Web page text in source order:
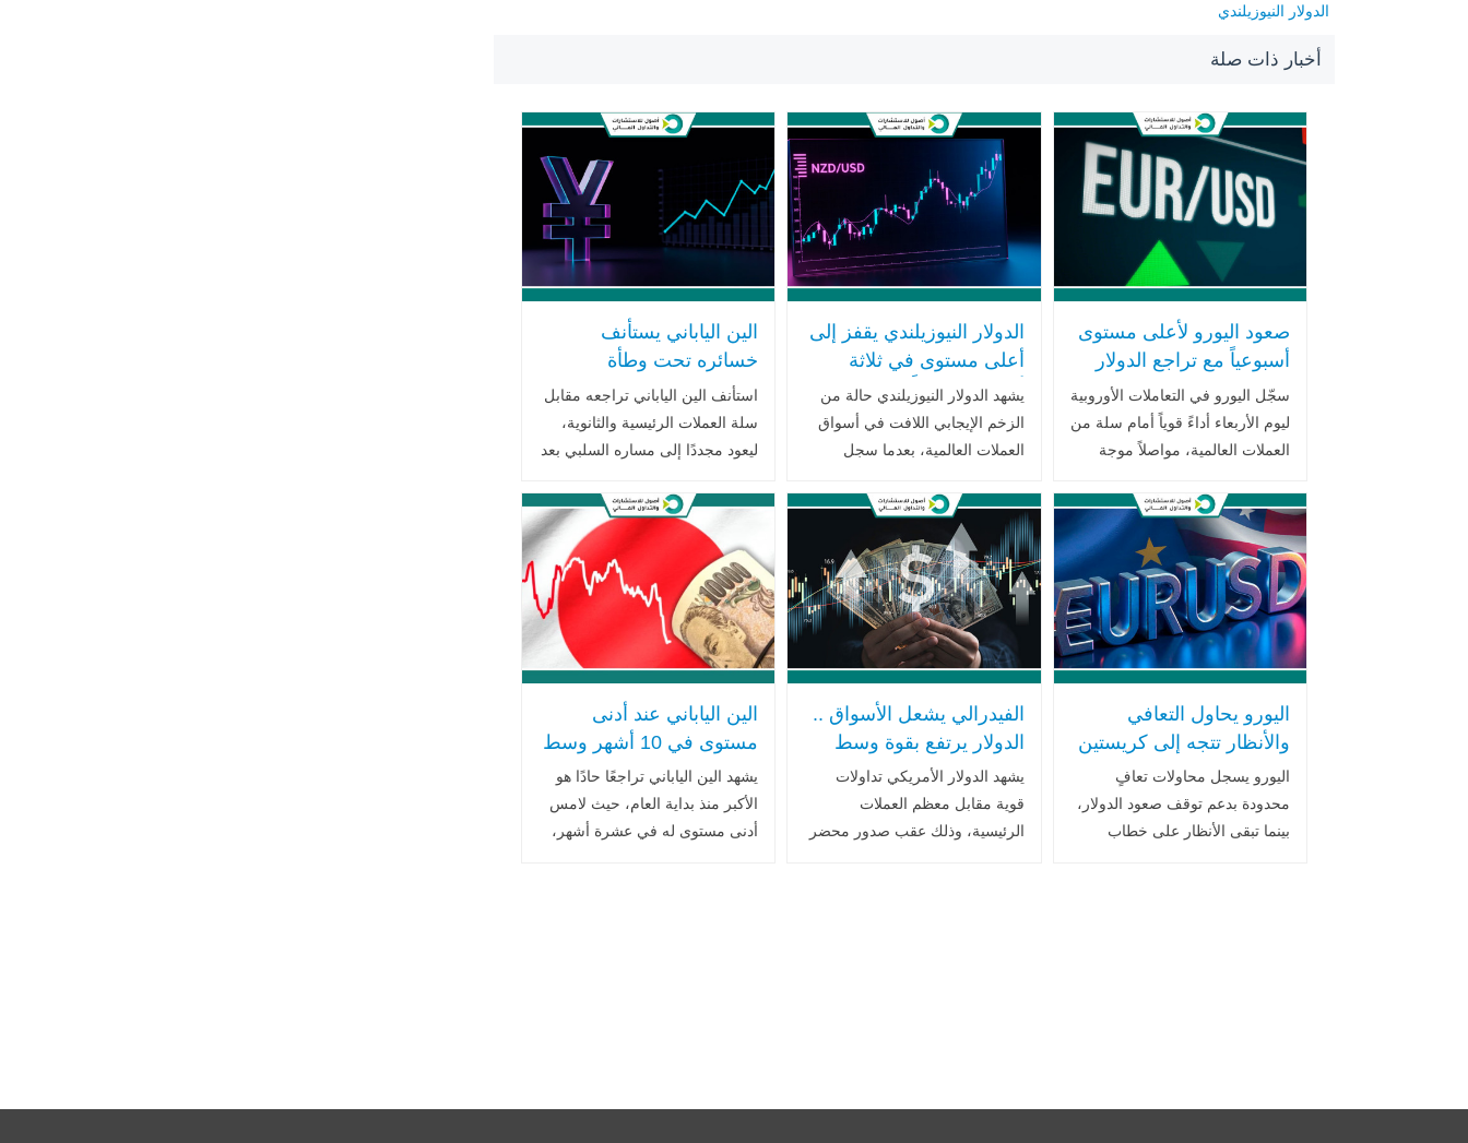
الدولار النيوزيلندي
أخبار ذات صلة
صعود اليورو لأعلى مستوى
أسبوعياً مع تراجع الدولار
وتقدم محادثات السلام
الروسية الأوكرانية
سجّل اليورو في التعاملات الأوروبية
ليوم الأربعاء أداءً قوياً أمام سلة من
العملات العالمية، مواصلاً موجة
مقابل الدولار الأمريكي، ليبلغ أعلى
مستوى في أسبوع مدعوماً .. اقرأ
المزيد
الدولار النيوزيلندي يقفز إلى
أعلى مستوى في ثلاثة
أسابيع مدفوعاً بنبرة البنك
المركزي المتشددة
يشهد الدولار النيوزيلندي حالة من
الزخم الإيجابي اللافت في أسواق
العملات العالمية، بعدما سجل
مستوى له في ثلاثة أسابيع، مدعوماً
بتسارع عمليات الشراء واتساع
قاعدة .. اقرأ المزيد
الين الياباني يستأنف
خسائره تحت وطأة
السياسات التحفيزية
لتاكايتشي وتباين إشارات
البنوك المركزية
استأنف الين الياباني تراجعه مقابل
سلة العملات الرئيسية والثانوية،
ليعود مجددًا إلى مساره السلبي بعد
أمام الدولار الأمريكي، مقتربًا من
أدنى مستوياته خلال عشرة .. اقرأ
المزيد
اليورو يحاول التعافي
والأنظار تتجه إلى كريستين
لاجارد وسط متغيرات
السياسة النقدية وقوة
الدولار
اليورو يسجل محاولات تعافٍ
محدودة بدعم توقف صعود الدولار،
بينما تبقى الأنظار على خطاب
الفيدرالي يشعل الأسواق ..
الدولار يرتفع بقوة وسط
انقسام حاد حول خفض
الفائدة في ديسمبر
يشهد الدولار الأمريكي تداولات
قوية مقابل معظم العملات
الرئيسية، وذلك عقب صدور محضر
الين الياباني عند أدنى
مستوى في 10 أشهر وسط
مخاوف مالية وتصاعد عدم
اليقين الاقتصادي
يشهد الين الياباني تراجعًا حادًا هو
الأكبر منذ بداية العام، حيث لامس
أدنى مستوى له في عشرة أشهر،